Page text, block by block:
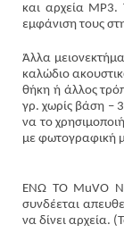
και αρχεία ΜΡ3.
εμφάνιση τους
Άλλα
καλώδιο
θήκη ή άλλος
γρ. χωρίς βάση –
να το
με φωτογραφική
ΕΝΩ ΤΟ MuVO
συνδέεται
να δίνει αρχεία.